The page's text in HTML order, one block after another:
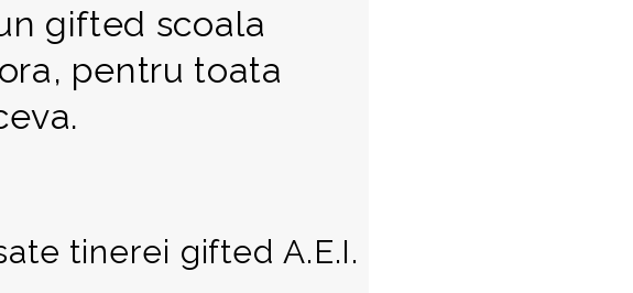
gifted scoala
pentru toata
tinerei gifted A.E.I.